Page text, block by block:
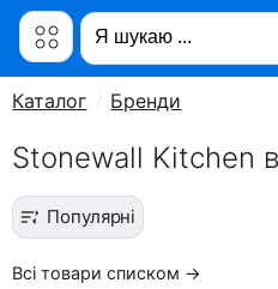
Каталог Бренди
Stonewall Kitchen в
Популярні
Всі товари списком →